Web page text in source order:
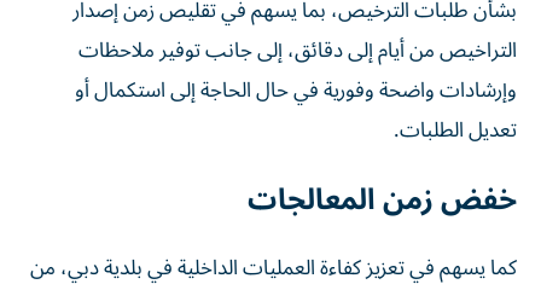
بشأن طلبات الترخيص، بما يسهم في تقليص زمن إصدار
التراخيص من أيام إلى دقائق، إلى جانب توفير ملاحظات
وإرشادات واضحة وفورية في حال الحاجة إلى استكمال أو
تعديل الطلبات.
خفض زمن المعالجات
كما يسهم في تعزيز كفاءة العمليات الداخلية في بلدية دبي، من